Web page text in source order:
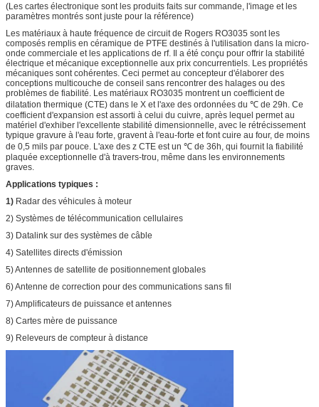
(Les cartes électronique sont les produits faits sur commande, l'image et les
paramètres montrés sont juste pour la référence)
Les matériaux à haute fréquence de circuit de Rogers RO3035 sont les
composés remplis en céramique de PTFE destinés à l'utilisation dans la micro-
onde commerciale et les applications de rf. Il a été conçu pour offrir la stabilité
électrique et mécanique exceptionnelle aux prix concurrentiels. Les propriétés
mécaniques sont cohérentes. Ceci permet au concepteur d'élaborer des
conceptions multicouche de conseil sans rencontrer des halages ou des
problèmes de fiabilité. Les matériaux RO3035 montrent un coefficient de
dilatation thermique (CTE) dans le X et l'axe des ordonnées du ℃ de 29h. Ce
coefficient d'expansion est assorti à celui du cuivre, après lequel permet au
matériel d'exhiber l'excellente stabilité dimensionnelle, avec le rétrécissement
typique gravure à l'eau forte, gravent à l'eau-forte et font cuire au four, de moins
de 0,5 mils par pouce. L'axe des z CTE est un ℃ de 36h, qui fournit la fiabilité
plaquée exceptionnelle d'à travers-trou, même dans les environnements
graves.
Applications typiques :
1) Radar des véhicules à moteur
2) Systèmes de télécommunication cellulaires
3) Datalink sur des systèmes de câble
4) Satellites directs d'émission
5) Antennes de satellite de positionnement globales
6) Antenne de correction pour des communications sans fil
7) Amplificateurs de puissance et antennes
8) Cartes mère de puissance
9) Releveurs de compteur à distance